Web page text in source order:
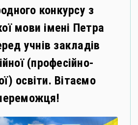
конкурсу з
мови імені Петра
учнів закладів
(професійно-
освіти. Вітаємо